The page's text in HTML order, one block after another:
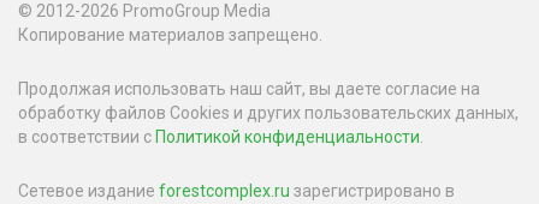
© 2012-2026 PromoGroup Media
Копирование материалов запрещено.
Продолжая использовать наш сайт, вы даете согласие на
обработку файлов Cookies и других пользовательских данных,
в соответствии с Политикой конфиденциальности.
Сетевое издание forestcomplex.ru зарегистрировано в